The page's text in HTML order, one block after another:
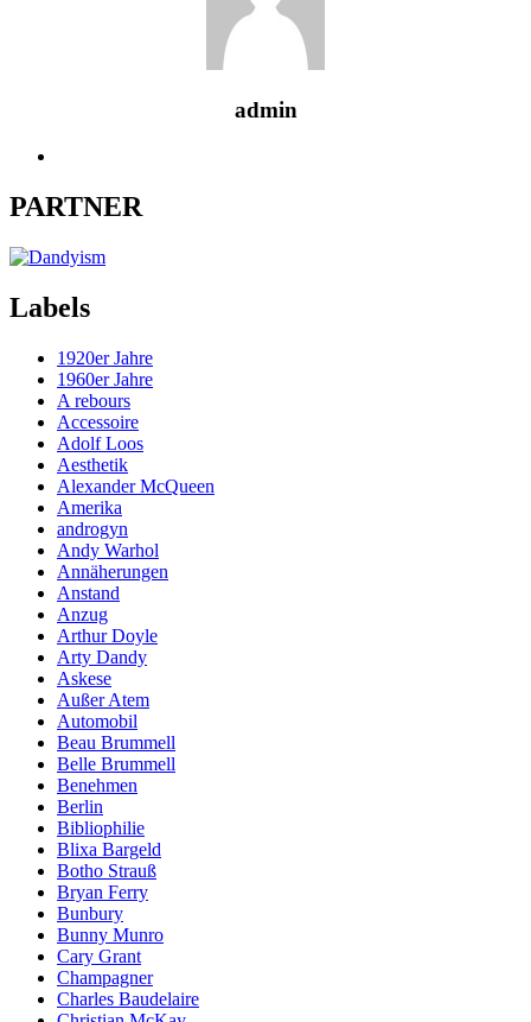
admin
PARTNER
Labels
1920er Jahre
1960er Jahre
A rebours
Accessoire
Adolf Loos
Aesthetik
Alexander McQueen
Amerika
androgyn
Andy Warhol
Annäherungen
Anstand
Anzug
Arthur Doyle
Arty Dandy
Askese
Außer Atem
Automobil
Beau Brummell
Belle Brummell
Benehmen
Berlin
Bibliophilie
Blixa Bargeld
Botho Strauß
Bryan Ferry
Bunbury
Bunny Munro
Cary Grant
Champagner
Charles Baudelaire